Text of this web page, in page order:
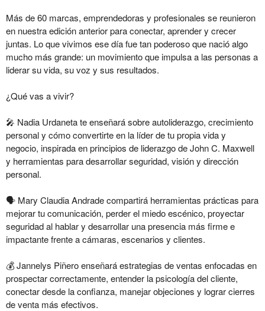
Más de 60 marcas, emprendedoras y profesionales se reunieron
en nuestra edición anterior para conectar, aprender y crecer
juntas. Lo que vivimos ese día fue tan poderoso que nació algo
mucho más grande: un movimiento que impulsa a las personas a
liderar su vida, su voz y sus resultados.
¿Qué vas a vivir?
🎤 Nadia Urdanetate enseñará sobre autoliderazgo, crecimiento
personal y cómo convertirte en la líder de tu propia vida y
negocio, inspirada en principios de liderazgo de John C. Maxwell
y herramientas para desarrollar seguridad, visión y dirección
personal.
🗣️ Mary Claudia Andradecompartirá herramientas prácticas para
mejorar tu comunicación, perder el miedo escénico, proyectar
seguridad al hablar y desarrollar una presencia más firme e
impactante frente a cámaras, escenarios y clientes.
💰Jannelys Piñeroenseñará estrategias de ventas enfocadas en
prospectar correctamente, entender la psicología del cliente,
conectar desde la confianza, manejar objeciones y lograr cierres
de venta más efectivos.